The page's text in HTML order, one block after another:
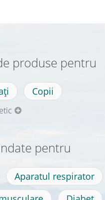
produse pentru
Copii
pentru
Aparatul respirator